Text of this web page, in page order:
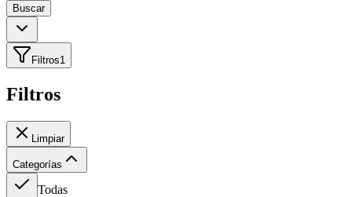
Buscar
Filtros1
Filtros
Limpiar
Categorías
Todas